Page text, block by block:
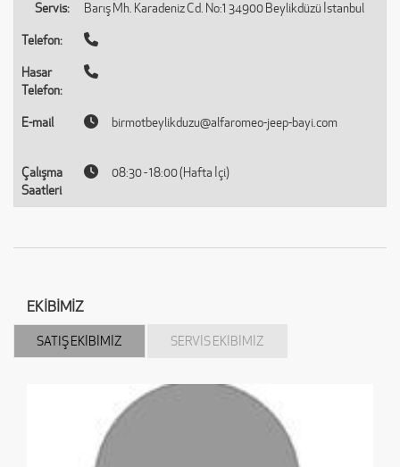
Servis:
Barış Mh. Karadeniz Cd. No:1 34900 Beylikdüzü İstanbul
Telefon:
Hasar
Telefon:
E-mail
birmotbeylikduzu@alfaromeo-jeep-bayi.com
Çalışma
Saatleri
08:30 - 18:00 (Hafta İçi)
EKİBİMİZ
SATIŞ EKİBİMİZ SERVİS EKİBİMİZ